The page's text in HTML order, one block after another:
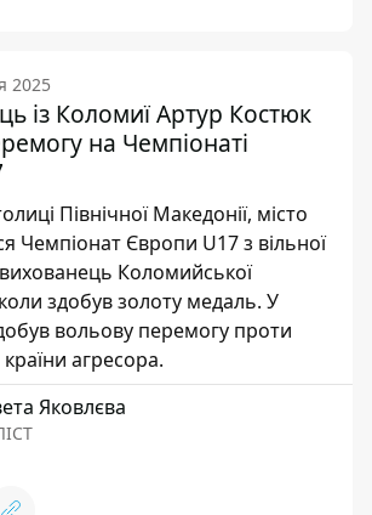
2025
із Коломиї Артур Костюк
на Чемпіонаті
Північної Македонії, місто
Чемпіонат Європи U17 з вільної
Коломийської
здобув золоту медаль. У
вольову перемогу проти
агресора.
Яковлєва